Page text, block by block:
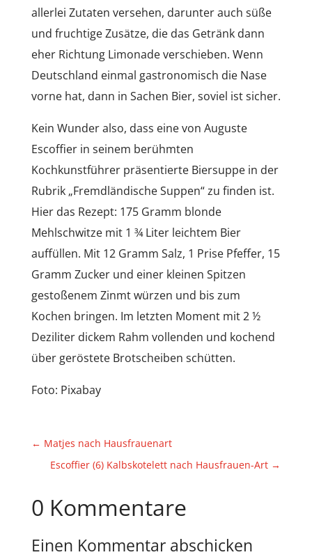
allerlei Zutaten versehen, darunter auch süße
und fruchtige Zusätze, die das Getränk dann
eher Richtung Limonade verschieben. Wenn
Deutschland einmal gastronomisch die Nase
vorne hat, dann in Sachen Bier, soviel ist sicher.
Kein Wunder also, dass eine von Auguste
Escoffier in seinem berühmten
Kochkunstführer präsentierte Biersuppe in der
Rubrik „Fremdländische Suppen“ zu finden ist.
Hier das Rezept: 175 Gramm blonde
Mehlschwitze mit 1 ¾ Liter leichtem Bier
auffüllen. Mit 12 Gramm Salz, 1 Prise Pfeffer, 15
Gramm Zucker und einer kleinen Spitzen
gestoßenem Zinmt würzen und bis zum
Kochen bringen. Im letzten Moment mit 2 ½
Deziliter dickem Rahm vollenden und kochend
über geröstete Brotscheiben schütten.
Foto: Pixabay
← Matjes nach Hausfrauenart
Escoffier (6) Kalbskotelett nach Hausfrauen-Art →
0 Kommentare
Einen Kommentar abschicken